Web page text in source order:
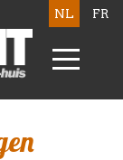
NL FR